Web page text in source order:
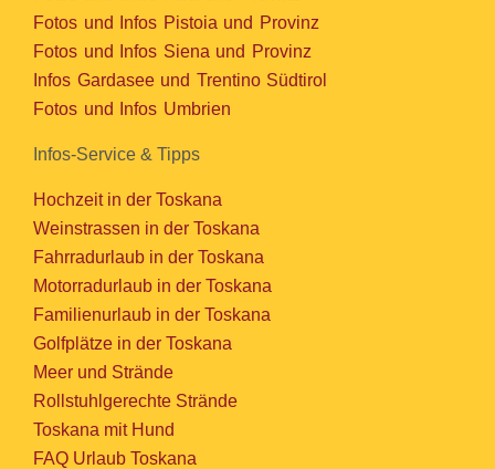
Fotos und Infos Pistoia und Provinz
Fotos und Infos Siena und Provinz
Infos Gardasee und Trentino Südtirol
Fotos und Infos Umbrien
Infos-Service & Tipps
Hochzeit in der Toskana
Weinstrassen in der Toskana
Fahrradurlaub in der Toskana
Motorradurlaub in der Toskana
Familienurlaub in der Toskana
Golfplätze in der Toskana
Meer und Strände
Rollstuhlgerechte Strände
Toskana mit Hund
FAQ Urlaub Toskana